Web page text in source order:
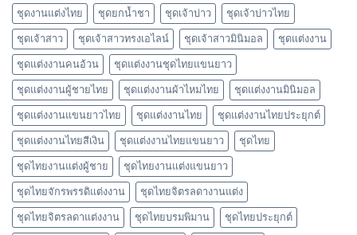
ชุดงานแต่งไทย ชุดยกน้ำชา ชุดเจ้าบ่าว ชุดเจ้าบ่าวไทย
ชุดเจ้าสาว ชุดเจ้าสาวทรงเอไลน์ ชุดเจ้าสาวมินิมอล ชุดแต่งงาน
ชุดแต่งงานคนอ้วน ชุดแต่งงานชุดไทยแขนยาว
ชุดแต่งงานผู้ชายไทย ชุดแต่งงานผ้าไหมไทย ชุดแต่งงานมินิมอล
ชุดแต่งงานแขนยาวไทย ชุดแต่งงานไทย ชุดแต่งงานไทยประยุกต์
ชุดแต่งงานไทยสีเงิน ชุดแต่งงานไทยแขนยาว ชุดไทย
ชุดไทยงานแต่งผู้ชาย ชุดไทยงานแต่งแขนยาว
ชุดไทยจักรพรรดิแต่งงาน ชุดไทยจิตรลดางานแต่ง
ชุดไทยจิตรลดาแต่งงาน ชุดไทยบรมพิมาน ชุดไทยประยุกต์